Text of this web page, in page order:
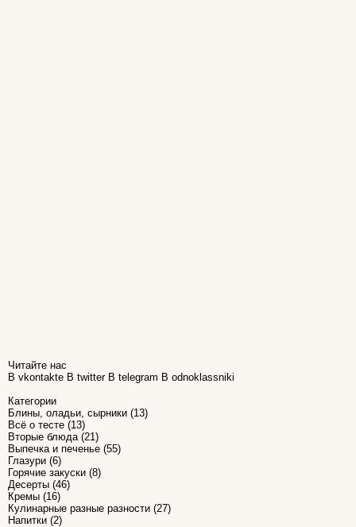
Читайте нас
В vkontakte В twitter В telegram В odnoklassniki
Категории
Блины, оладьи, сырники (13)
Всё о тесте (13)
Вторые блюда(21)
Выпечка и печенье (55)
Глазури (6)
Горячие закуски (8)
Десерты (46)
Кремы (16)
Кулинарные разные разности (27)
Напитки (2)